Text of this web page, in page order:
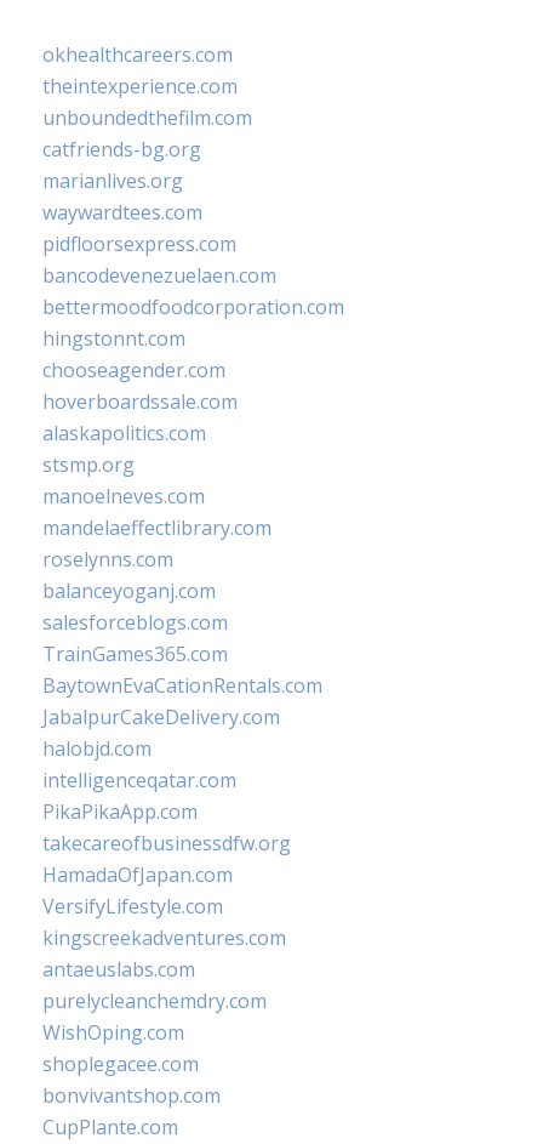
okhealthcareers.com
theintexperience.com
unboundedthefilm.com
catfriends-bg.org
marianlives.org
waywardtees.com
pidfloorsexpress.com
bancodevenezuelaen.com
bettermoodfoodcorporation.com
hingstonnt.com
chooseagender.com
hoverboardssale.com
alaskapolitics.com
stsmp.org
manoelneves.com
mandelaeffectlibrary.com
roselynns.com
balanceyoganj.com
salesforceblogs.com
TrainGames365.com
BaytownEvaCationRentals.com
JabalpurCakeDelivery.com
halobjd.com
intelligenceqatar.com
PikaPikaApp.com
takecareofbusinessdfw.org
HamadaOfJapan.com
VersifyLifestyle.com
kingscreekadventures.com
antaeuslabs.com
purelycleanchemdry.com
WishOping.com
shoplegacee.com
bonvivantshop.com
CupPlante.com